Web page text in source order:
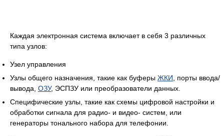
Каждая электронная система включает в себя 3 различных
типа узлов:
Узел управления
Узлы общего назначения, такие как буферы ЖКИ , порты ввода/
вывода, ОЗУ, ЭСПЗУ или преобразователи данных.
Специфические узлы, такие как схемы цифровой настройки и
обработки сигнала для радио- и видео- систем, или
генераторы тонального набора для телефонии.